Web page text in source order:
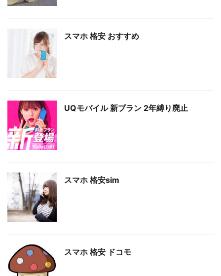
スマホ 格安 おすすめ
UQモバイル 新プラン 2年縛り廃止
スマホ 格安sim
スマホ 格安 ドコモ